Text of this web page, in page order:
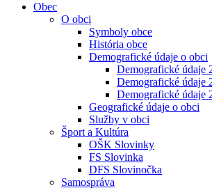
Obec
O obci
Symboly obce
História obce
Demografické údaje o obci
Demografické údaje
Demografické údaje
Demografické údaje
Geografické údaje o obci
Služby v obci
Šport a Kultúra
OŠK Slovinky
FS Slovinka
DFS Slovinočka
Samospráva